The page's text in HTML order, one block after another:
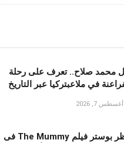
محمد صلاح.. تعرف على رحلة
في ملاعبتركيا عبر التاريخ
أغسطس 7, 2026
حظر بوستر فيلم The Mummy فى